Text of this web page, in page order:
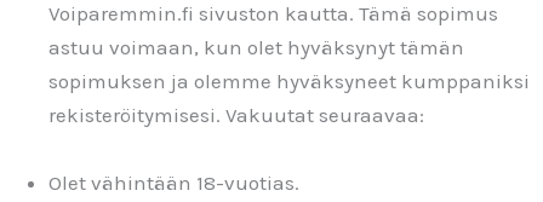
Voiparemmin.fi sivuston kautta. Tämä sopimus
astuu voimaan, kun olet hyväksynyt tämän
sopimuksen ja olemme hyväksyneet kumppaniksi
rekisteröitymisesi. Vakuutat seuraavaa:
Olet vähintään 18-vuotias.